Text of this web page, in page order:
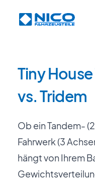
Tiny
vs. Tridem
Ob ein Tandem-
Fahrwerk (3
hängt von Ihrem